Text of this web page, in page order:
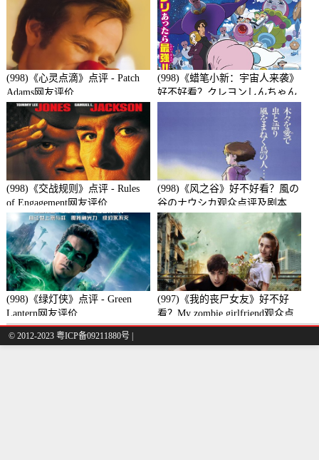
(998)《心灵点滴》点评 - Patch
Adams网友评价
(998)《蜡笔小新：宇宙人来袭》
好不好看？クレヨンしんちゃん
襲来!!宇宙人シリリ观众点评及
(998)《交战规则》点评 - Rules
of Engagement网友评价
(998)《风之谷》好不好看？風の
谷のナウシカ观众点评及剧本
(998)《绿灯侠》点评 - Green
Lantern网友评价
(997)《我的丧尸女友》好不好
看？My zombie girlfriend观众点
评及剧本
© 2012-2023 粤ICP备09211880号 |